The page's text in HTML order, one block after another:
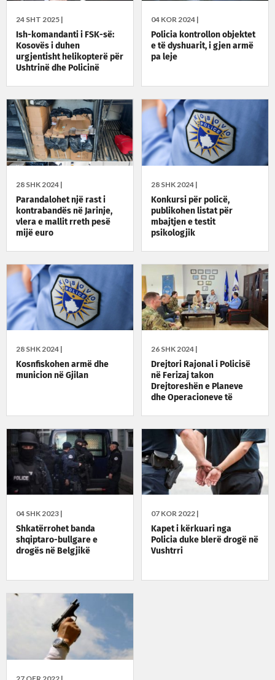
24 SHT 2025 |
Ish-komandanti i FSK-së:
Kosovës i duhen
urgjentisht helikopterë për
Ushtrinë dhe Policinë
04 KOR 2024 |
Policia kontrollon objektet
e të dyshuarit, i gjen armë
pa leje
28 SHK 2024 |
Parandalohet një rast i
kontrabandës në Jarinje,
vlera e mallit rreth pesë
mijë euro
28 SHK 2024 |
Konkursi për policë,
publikohen listat për
mbajtjen e testit
psikologjik
28 SHK 2024 |
Kosnfiskohen armë dhe
municion në Gjilan
26 SHK 2024 |
Drejtori Rajonal i Policisë
në Ferizaj takon
Drejtoreshën e Planeve
dhe Operacioneve të
04 SHK 2023 |
Shkatërrohet banda
shqiptaro-bullgare e
drogës në Belgjikë
07 KOR 2022 |
Kapet i kërkuari nga
Policia duke blerë drogë në
Vushtrri